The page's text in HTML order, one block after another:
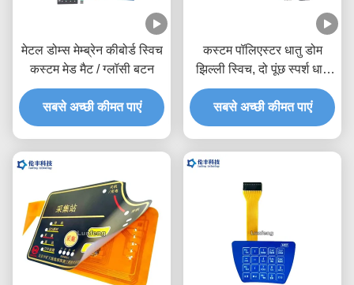
मेटल डोम्स मेम्ब्रेन कीबोर्ड स्विच
कस्टम मेड मैट / ग्लॉसी बटन
सबसे अच्छी कीमत पाएं
कस्टम पॉलिएस्टर धातु डोम
झिल्ली स्विच, दो पूंछ स्पर्श धातु
डोम स्विच
सबसे अच्छी कीमत पाएं